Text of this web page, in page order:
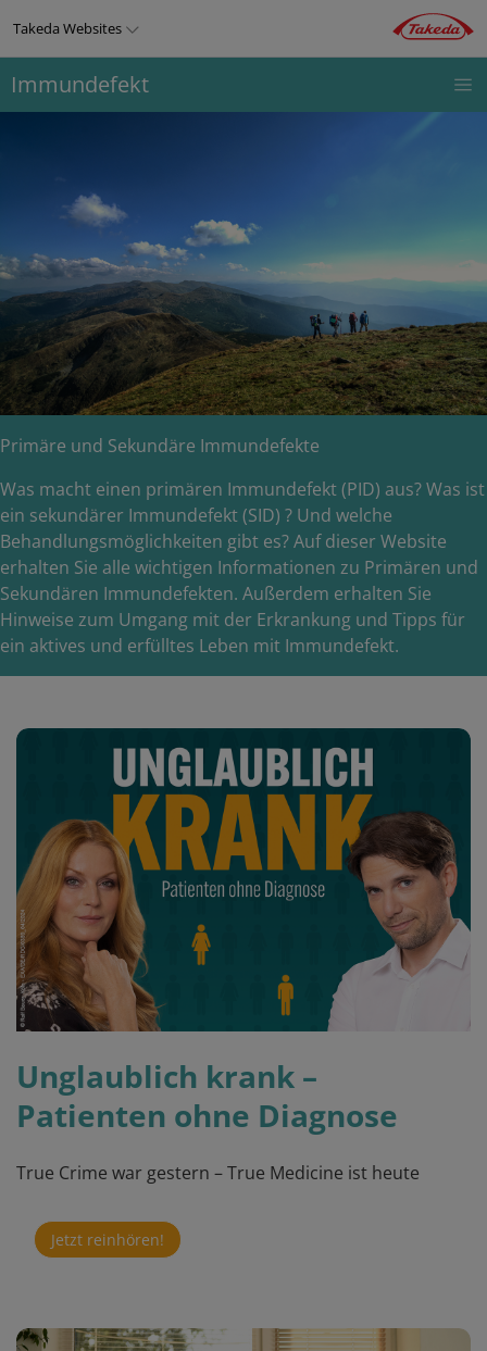
zum
Inhalt
Takeda Websites
Top
menu
IMMUNDEFEKT
Immundefekt
Primäre und Sekundäre Immundefekte
Was macht einen primären Immundefekt (PID) aus? Was ist
ein sekundärer Immundefekt (SID) ? Und welche
Behandlungsmöglichkeiten gibt es? Auf dieser Website
erhalten Sie alle wichtigen Informationen zu Primären und
Sekundären Immundefekten. Außerdem erhalten Sie
Hinweise zum Umgang mit der Erkrankung und Tipps für
ein aktives und erfülltes Leben mit Immundefekt.
Unglaublich krank –
Patienten ohne Diagnose
True Crime war gestern – True Medicine ist heute
Jetzt reinhören!